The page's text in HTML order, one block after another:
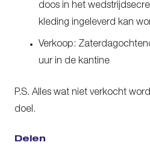
doos in het
kleding ingeleverd kan
Verkoop:
uur in de kantine
P.S. Alles wat niet verkocht
doel.
Delen